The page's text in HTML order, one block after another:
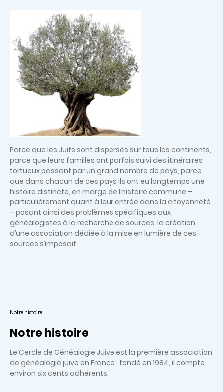
Parce que les Juifs sont dispersés sur tous les continents,
parce que leurs familles ont parfois suivi des itinéraires
tortueux passant par un grand nombre de pays, parce
que dans chacun de ces pays ils ont eu longtemps une
histoire distincte, en marge de l’histoire commune –
particulièrement quant à leur entrée dans la citoyenneté
– posant ainsi des problèmes spécifiques aux
généalogistes à la recherche de sources, la création
d’une association dédiée à la mise en lumière de ces
sources s’imposait.
Notre histoire
Notre histoire
Le Cercle de Généalogie Juive est la première association
de généalogie juive en France : fondé en 1984, il compte
environ six cents adhérents.